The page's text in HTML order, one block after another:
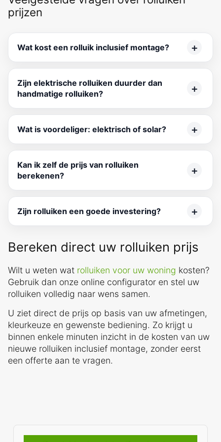
prijzen
Wat kost een rolluik inclusief montage?
Zijn elektrische rolluiken duurder dan
handmatige rolluiken?
Wat is voordeliger: elektrisch of solar?
Kan ik zelf de prijs van rolluiken
berekenen?
Zijn rolluiken een goede investering?
Bereken direct uw rolluiken prijs
Wilt u weten wat rolluiken voor uw woning kosten?
Gebruik dan onze online configurator en stel uw
rolluiken volledig naar wens samen.
U ziet direct de prijs op basis van uw afmetingen,
kleurkeuze en gewenste bediening. Zo krijgt u
binnen enkele minuten inzicht in de kosten van uw
nieuwe rolluiken inclusief montage, zonder eerst
een offerte aan te vragen.